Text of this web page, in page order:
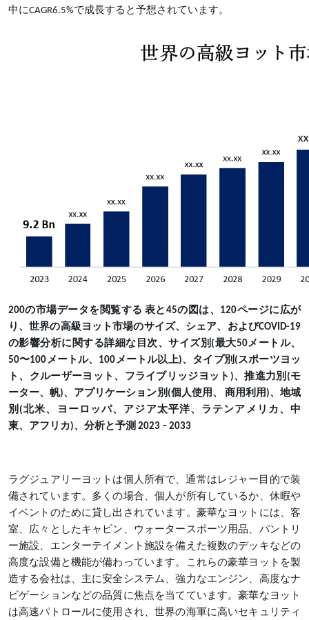
中にCAGR6.5%で成長すると予想されています。
200の市場データを閲覧する 表と45の図は、120ページに広が
り 、世界の高級ヨット市場のサイズ、シェア、およびCOVID-19
の影響分析に関する詳細な目次、サイズ別(最大50メートル、
50〜100メートル、100メートル以上)、タイプ別(スポーツヨッ
ト、クルーザーヨット、フライブリッジヨット)、推進力別(モ
ーター、帆)、アプリケーション別(個人使用、 商用利用)、地域
別(北米、ヨーロッパ、アジア太平洋、ラテンアメリカ、中
東、アフリカ)、分析と予測 2023 – 2033
ラグジュアリーヨットは個人所有で、通常はレジャー目的で装
備されています。多くの場合、個人が所有しているか、休暇や
イベントのために貸し出されています。豪華なヨットには、客
室、広々としたキャビン、ウォータースポーツ用品、パントリ
ー施設、エンターテイメント施設を備えた複数のデッキなどの
高度な設備と機能が備わっています。これらの豪華ヨットを製
造する会社は、主に安全システム、強力なエンジン、高度なナ
ビゲーションなどの品質に焦点を当てています。豪華なヨット
は高速パトロールに使用され、世界の海軍に高いセキュリティ